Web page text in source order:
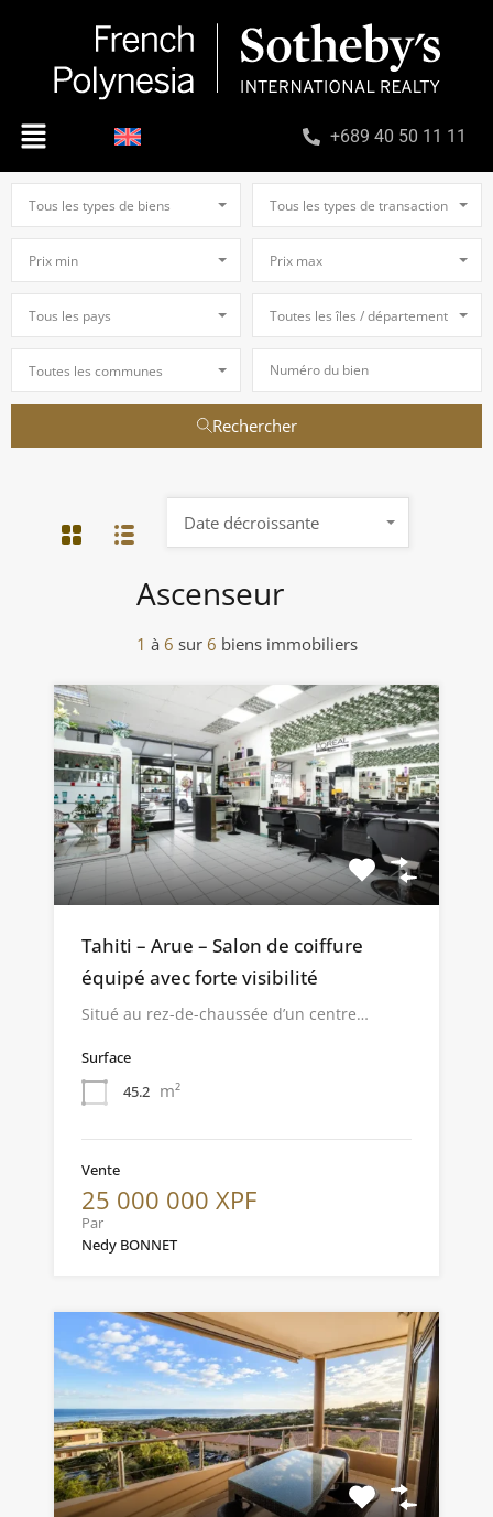
+689 40 50 11 11
Tous les types de biens Tous les types de transaction
Prix min Prix max
Tous les pays Toutes les îles / départements
Toutes les communes
Rechercher
Ascenseur
1 à 6 sur 6 biens immobiliers
Date décroissante
Tahiti – Arue – Salon de coiffure
équipé avec forte visibilité
Situé au rez-de-chaussée d’un centre…
Surface
45.2 m²
Vente
25 000 000 XPF
Par
Nedy BONNET